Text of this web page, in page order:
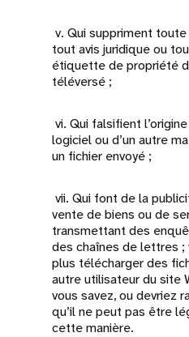
v. Qui suppriment toute
tout avis juridique ou
étiquette de propriété
téléversé ;
vi. Qui falsifient
logiciel ou d’un autre
un fichier envoyé ;
vii. Qui font de la
vente de biens ou de
transmettant des
des chaînes de lettres ;
plus télécharger des
autre utilisateur du site
vous savez, ou devriez
qu’il ne peut pas être
cette manière.